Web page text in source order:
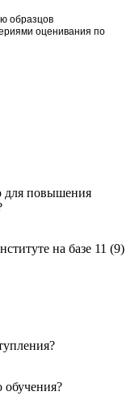
образцов
оценивания по
для повышения
на базе 11 (9)
обучения?